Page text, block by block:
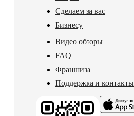
Сделаем за вас
Бизнесу
Видео обзоры
FAQ
Франшиза
Поддержка и контакты